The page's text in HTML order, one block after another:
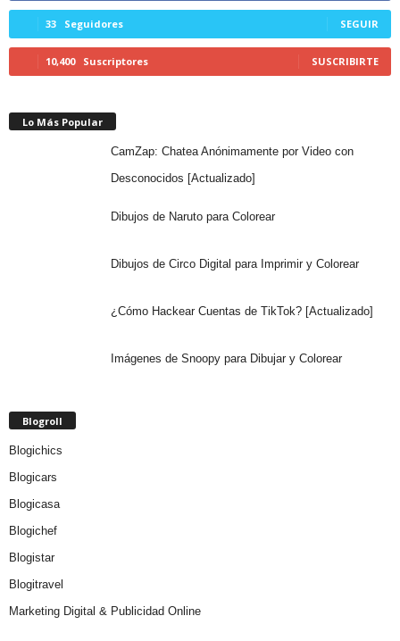
33 Seguidores SEGUIR
10,400 Suscriptores SUSCRIBIRTE
Lo Más Popular
CamZap: Chatea Anónimamente por Video con
Desconocidos [Actualizado]
Dibujos de Naruto para Colorear
Dibujos de Circo Digital para Imprimir y Colorear
¿Cómo Hackear Cuentas de TikTok? [Actualizado]
Imágenes de Snoopy para Dibujar y Colorear
Blogroll
Blogichics
Blogicars
Blogicasa
Blogichef
Blogistar
Blogitravel
Marketing Digital & Publicidad Online